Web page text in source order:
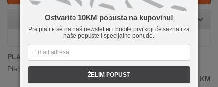
Ostvarite 10KM popusta na kupovinu!
Pretplatite se na naš newsletter i budite prvi koji će saznati za
naše popuste i specijalne ponude.
ŽELIM POPUST
Dostupnost: Na stanju!
PLAĆANJE POUZEĆEM
Plaćanje gotovinom prilikom preuzimanja
KM